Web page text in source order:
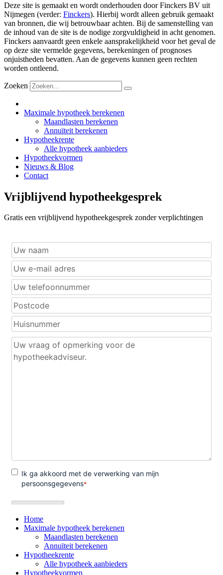
Deze site is gemaakt en wordt onderhouden door Finckers BV uit
Nijmegen (verder: Finckers). Hierbij wordt alleen gebruik gemaakt
van bronnen, die wij betrouwbaar achten. Bij de samenstelling van
de inhoud van de site is de nodige zorgvuldigheid in acht genomen.
Finckers aanvaardt geen enkele aansprakelijkheid voor het geval de
op deze site vermelde gegevens, berekeningen of prognoses
onjuistheden bevatten. Aan de gegevens kunnen geen rechten
worden ontleend.
Zoeken
Maximale hypotheek berekenen
Maandlasten berekenen
Annuïteit berekenen
Hypotheekrente
Alle hypotheek aanbieders
Hypotheekvormen
Nieuws & Blog
Contact
Vrijblijvend hypotheekgesprek
Gratis een vrijblijvend hypotheekgesprek zonder verplichtingen
Home
Maximale hypotheek berekenen
Maandlasten berekenen
Annuïteit berekenen
Hypotheekrente
Alle hypotheek aanbieders
Hypotheekvormen